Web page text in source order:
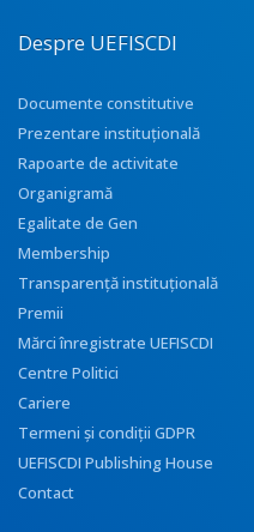
Despre UEFISCDI
Documente constitutive
Prezentare instituţională
Rapoarte de activitate
Organigramă
Egalitate de Gen
Membership
Transparenţă instituţională
Premii
Mărci înregistrate UEFISCDI
Centre Politici
Cariere
Termeni și condiții GDPR
UEFISCDI Publishing House
Contact